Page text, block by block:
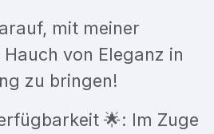
mit meiner
von Eleganz in
zu bringen!
🌟: Im Zuge